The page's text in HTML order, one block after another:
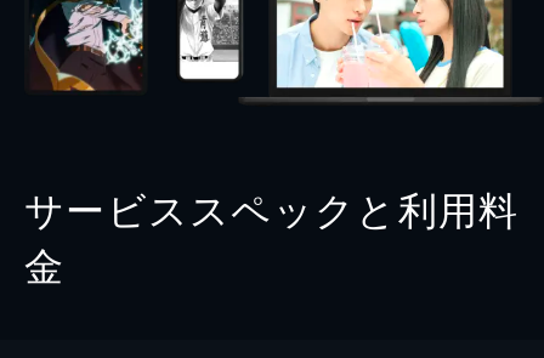
サービススペックと利用料
金